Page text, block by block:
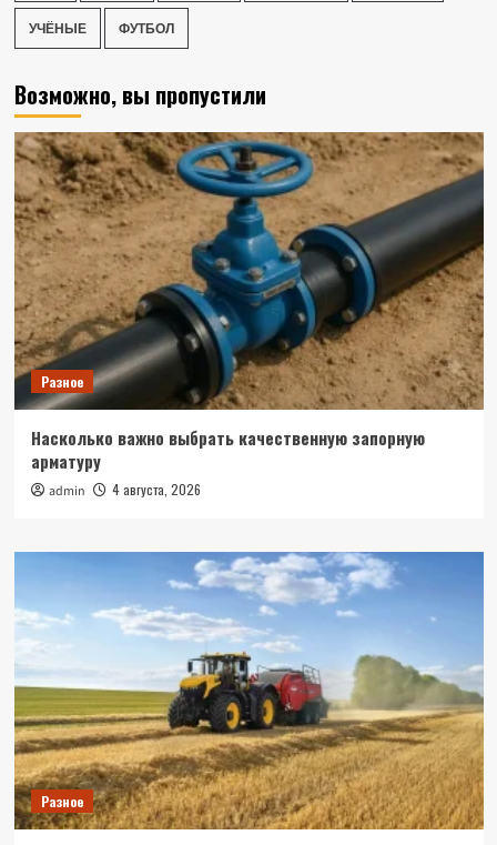
УЧЁНЫЕ ФУТБОЛ
Возможно, вы пропустили
Разное
Насколько важно выбрать качественную запорную
арматуру
admin 4 августа, 2026
Разное